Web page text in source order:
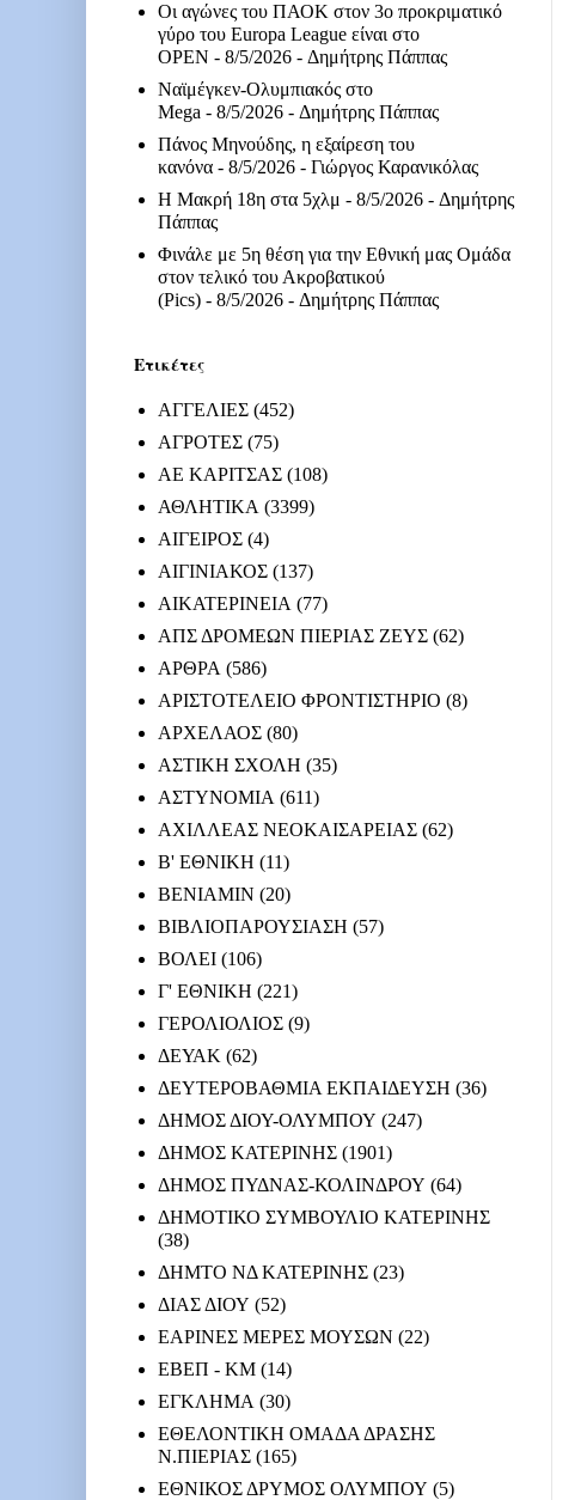
Οι αγώνες του ΠΑΟΚ στον 3ο προκριματικό
γύρο του Europa League είναι στο
OPEN - 8/5/2026 - Δημήτρης Πάππας
Ναϊμέγκεν-Ολυμπιακός στο
Mega - 8/5/2026 - Δημήτρης Πάππας
Πάνος Μηνούδης, η εξαίρεση του
κανόνα - 8/5/2026 - Γιώργος Καρανικόλας
Η Μακρή 18η στα 5χλμ - 8/5/2026 - Δημήτρης
Πάππας
Φινάλε με 5η θέση για την Εθνική μας Ομάδα
στον τελικό του Ακροβατικού
(Pics) - 8/5/2026 - Δημήτρης Πάππας
Ετικέτες
ΑΓΓΕΛΙΕΣ (452)
ΑΓΡΟΤΕΣ (75)
ΑΕ ΚΑΡΙΤΣΑΣ (108)
ΑΘΛΗΤΙΚΑ (3399)
ΑΙΓΕΙΡΟΣ (4)
ΑΙΓΙΝΙΑΚΟΣ (137)
ΑΙΚΑΤΕΡΙΝΕΙΑ (77)
ΑΠΣ ΔΡΟΜΕΩΝ ΠΙΕΡΙΑΣ ΖΕΥΣ (62)
ΑΡΘΡΑ (586)
ΑΡΙΣΤΟΤΕΛΕΙΟ ΦΡΟΝΤΙΣΤΗΡΙΟ (8)
ΑΡΧΕΛΑΟΣ (80)
ΑΣΤΙΚΗ ΣΧΟΛΗ (35)
ΑΣΤΥΝΟΜΙΑ (611)
ΑΧΙΛΛΕΑΣ ΝΕΟΚΑΙΣΑΡΕΙΑΣ (62)
Β' ΕΘΝΙΚΗ (11)
ΒΕΝΙΑΜΙΝ (20)
ΒΙΒΛΙΟΠΑΡΟΥΣΙΑΣΗ (57)
ΒΟΛΕΙ (106)
Γ' ΕΘΝΙΚΗ (221)
ΓΕΡΟΛΙΟΛΙΟΣ (9)
ΔΕΥΑΚ (62)
ΔΕΥΤΕΡΟΒΑΘΜΙΑ ΕΚΠΑΙΔΕΥΣΗ (36)
ΔΗΜΟΣ ΔΙΟΥ-ΟΛΥΜΠΟΥ (247)
ΔΗΜΟΣ ΚΑΤΕΡΙΝΗΣ (1901)
ΔΗΜΟΣ ΠΥΔΝΑΣ-ΚΟΛΙΝΔΡΟΥ (64)
ΔΗΜΟΤΙΚΟ ΣΥΜΒΟΥΛΙΟ ΚΑΤΕΡΙΝΗΣ
(38)
ΔΗΜΤΟ ΝΔ ΚΑΤΕΡΙΝΗΣ (23)
ΔΙΑΣ ΔΙΟΥ (52)
ΕΑΡΙΝΕΣ ΜΕΡΕΣ ΜΟΥΣΩΝ (22)
ΕΒΕΠ - ΚΜ (14)
ΕΓΚΛΗΜΑ (30)
ΕΘΕΛΟΝΤΙΚΗ ΟΜΑΔΑ ΔΡΑΣΗΣ
Ν.ΠΙΕΡΙΑΣ (165)
ΕΘΝΙΚΟΣ ΔΡΥΜΟΣ ΟΛΥΜΠΟΥ (5)